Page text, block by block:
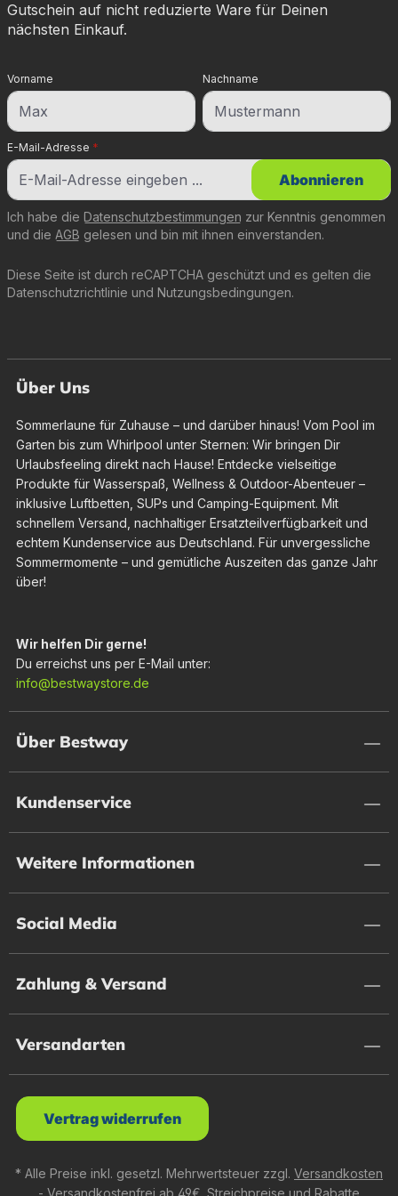
Gutschein auf nicht reduzierte Ware für Deinen
nächsten Einkauf.
E-Mail-Adresse *
Vorname Nachname
Diese Seite ist durch reCAPTCHA geschützt und es gelten die
Datenschutzrichtlinie und Nutzungsbedingungen.
Ich habe die Datenschutzbestimmungen zur Kenntnis genommen
und die AGB gelesen und bin mit ihnen einverstanden.
Abonnieren
Über Uns
Sommerlaune für Zuhause – und darüber hinaus! Vom Pool im
Garten bis zum Whirlpool unter Sternen: Wir bringen Dir
Urlaubsfeeling direkt nach Hause! Entdecke vielseitige
Produkte für Wasserspaß, Wellness & Outdoor-Abenteuer –
inklusive Luftbetten, SUPs und Camping-Equipment. Mit
schnellem Versand, nachhaltiger Ersatzteilverfügbarkeit und
echtem Kundenservice aus Deutschland. Für unvergessliche
Sommermomente – und gemütliche Auszeiten das ganze Jahr
über!
Wir helfen Dir gerne!
Du erreichst uns per E-Mail unter:
info@bestwaystore.de
Über Bestway
Kundenservice
Weitere Informationen
Social Media
Zahlung & Versand
Versandarten
Vertrag widerrufen
* Alle Preise inkl. gesetzl. Mehrwertsteuer zzgl. Versandkosten
- Versandkostenfrei ab 49€. Streichpreise und Rabatte